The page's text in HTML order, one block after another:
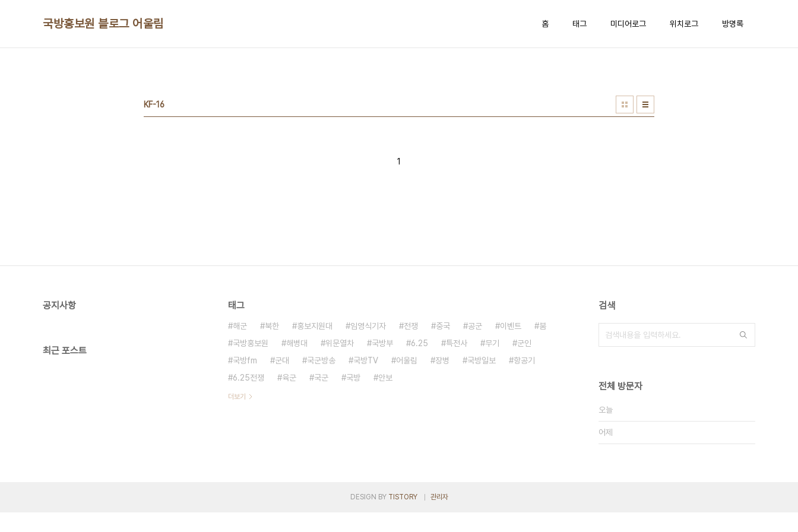
국방홍보원 블로그 어울림 홈 태그 미디어로그 위치로그 방명록
KF-16
1
공지사항
최근 포스트
태그
해군 북한 홍보지원대 임영식기자 전쟁 중국 공군 이벤트
붐
국방홍보원
해병대 위문열차 국방부 6.25 특전사 무기
군인
국방fm
군대 국군방송 국방TV 어울림 장병 국방일보
항공기
6.25전쟁
육군 국군 국방 안보
더보기
검색
전체 방문자
오늘
어제
DESIGN BY TISTORY 관리자